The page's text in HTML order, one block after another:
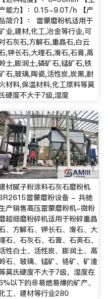
能力】：0.15-9.0T/h 【产
简介】： 雷蒙磨粉机适用于
业,建材,化工,冶金等行业,可
石灰石,方解石,重晶石,白云
,钾长石,大理石,滑石,石膏,高
土,膨润土,磷矿石,锰矿石,铁
石,玻璃,陶瓷,活性炭,炭黑,耐
材料,保温材料,化工原料等莫
硬度不大于7级,湿度
材腻子粉涂料石灰石磨粉机
雷蒙磨粉设备 - 共驰
产销售高压雷蒙磨粉机-微粉
超细磨粉碎机适用于粉碎重晶
、方解石、钾长石、滑石、大
石、石灰石、石膏、石英石、
性白士、活性炭、膨润土、高
石、玻璃、锰矿、铬矿、矿渣
莫氏硬度不大于7级，湿度在
以下的非易燃易爆的矿产、
工、建材等行业280